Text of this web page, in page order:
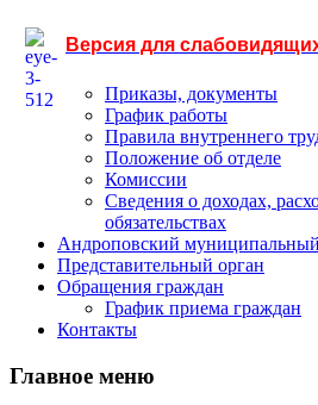
Версия для
Приказы, документы
График работы
Правила внутреннего
Положение об отделе
Комиссии
Сведения о доходах,
обязательствах
Андроповский
Представительный орган
Обращения граждан
График приема граждан
Контакты
Главное меню